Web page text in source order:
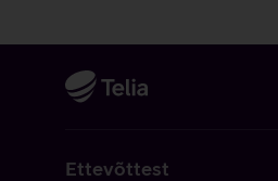
Ettevõttest